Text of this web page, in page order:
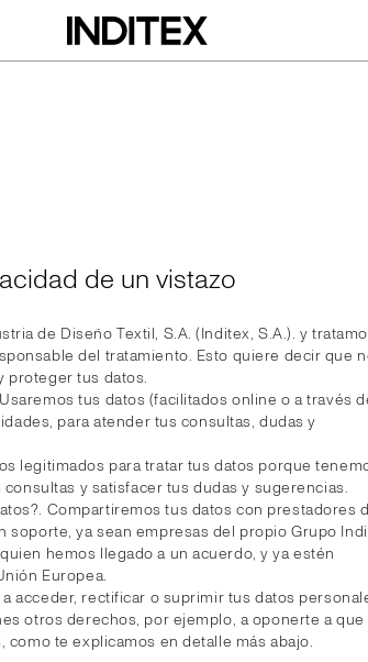
de un vistazo
de Diseño Textil, S.A. (Inditex, S.A.). y
del tratamiento. Esto quiere decir que
proteger tus datos.
tus datos (facilitados online o a través
para atender tus consultas, dudas y
legitimados para tratar tus datos porque
y satisfacer tus dudas y sugerencias.
Compartiremos tus datos con prestadores
soporte, ya sean empresas del propio Grupo
hemos llegado a un acuerdo, y ya estén
Europea.
acceder, rectificar o suprimir tus datos
otros derechos, por ejemplo, a oponerte a que
como te explicamos en detalle más abajo.